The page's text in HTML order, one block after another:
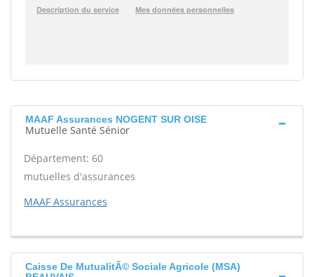
MAAF Assurances NOGENT SUR OISE
Mutuelle Santé Sénior
Département: 60
mutuelles d'assurances
MAAF Assurances
Caisse De MutualitÃ© Sociale Agricole (MSA)